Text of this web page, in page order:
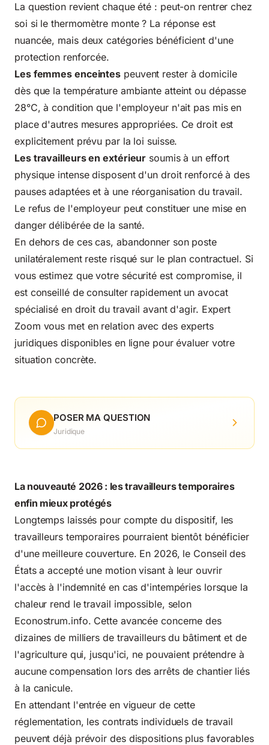
La question revient chaque été : peut-on rentrer chez
soi si le thermomètre monte ? La réponse est
nuancée, mais deux catégories bénéficient d'une
protection renforcée.
Les femmes enceintes peuvent rester à domicile
dès que la température ambiante atteint ou dépasse
28°C, à condition que l'employeur n'ait pas mis en
place d'autres mesures appropriées. Ce droit est
explicitement prévu par la loi suisse.
Les travailleurs en extérieur soumis à un effort
physique intense disposent d'un droit renforcé à des
pauses adaptées et à une réorganisation du travail.
Le refus de l'employeur peut constituer une mise en
danger délibérée de la santé.
En dehors de ces cas, abandonner son poste
unilatéralement reste risqué sur le plan contractuel. Si
vous estimez que votre sécurité est compromise, il
est conseillé de consulter rapidement un avocat
spécialisé en droit du travail avant d'agir. Expert
Zoom vous met en relation avec des experts
juridiques disponibles en ligne pour évaluer votre
situation concrète.
POSER MA QUESTION
Juridique
La nouveauté 2026 : les travailleurs temporaires
enfin mieux protégés
Longtemps laissés pour compte du dispositif, les
travailleurs temporaires pourraient bientôt bénéficier
d'une meilleure couverture. En 2026, le Conseil des
États a accepté une motion visant à leur ouvrir
l'accès à l'indemnité en cas d'intempéries lorsque la
chaleur rend le travail impossible, selon
Econostrum.info. Cette avancée concerne des
dizaines de milliers de travailleurs du bâtiment et de
l'agriculture qui, jusqu'ici, ne pouvaient prétendre à
aucune compensation lors des arrêts de chantier liés
à la canicule.
En attendant l'entrée en vigueur de cette
réglementation, les contrats individuels de travail
peuvent déjà prévoir des dispositions plus favorables